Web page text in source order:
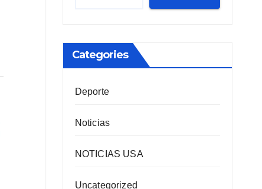
Categories
Deporte
Noticias
NOTICIAS USA
Uncategorized